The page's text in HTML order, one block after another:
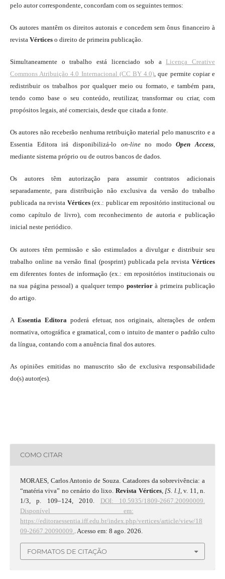
pelo autor correspondente, concordam com os seguintes termos:
Os autores mantêm os direitos autorais e concedem sem ônus financeiro à
revista Vértices o direito de primeira publicação.
Simultaneamente o trabalho está licenciado sob a Licença Creative
Commons Atribuição 4.0 Internacional (CC BY 4.0), que permite copiar e
redistribuir os trabalhos por qualquer meio ou formato, e também para,
tendo como base o seu conteúdo, reutilizar, transformar ou criar, com
propósitos legais, até comerciais, desde que citada a fonte.
Os autores não receberão nenhuma retribuição material pelo manuscrito e a
Essentia Editora irá disponibilizá-lo on-lineno modoOpen Access,
mediante sistema próprio ou de outros bancos de dados.
Os autores têm autorização para assumir contratos adicionais
separadamente, para distribuição não exclusiva da versão do trabalho
publicada na revista Vértices(ex.: publicar em repositório institucional ou
como capítulo de livro), com reconhecimento de autoria e publicação
inicial neste periódico.
Os autores têm permissão e são estimulados a divulgar e distribuir seu
trabalho online na versão final (posprint) publicada pela revistaVértices
em diferentes fontes de informação (ex.: em repositórios institucionais ou
na sua página pessoal) a qualquer tempo posteriorà primeira publicação
do artigo.
A Essentia Editora poderá efetuar, nos originais, alterações de ordem
normativa, ortográfica e gramatical, com o intuito de manter o padrão culto
da língua, contando com a anuência final dos autores.
As opiniões emitidas no manuscrito são de exclusiva responsabilidade
do(s) autor(es).
COMO CITAR
MORAES, Carlos Antonio de Souza. Catadores da sobrevivência: a
“matéria viva” no cenário do lixo. Revista Vértices, [S. l.], v. 11, n.
1/3, p. 109–124, 2010. DOI: 10.5935/1809-2667.20090009.
Disponível em:
https://editoraessentia.iff.edu.br/index.php/vertices/article/view/18
09-2667.20090009.
. Acesso em: 8 ago. 2026.
FORMATOS DE CITAÇÃO